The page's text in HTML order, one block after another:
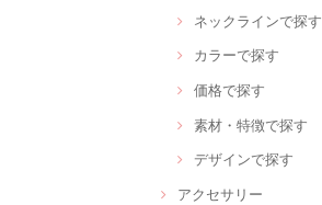
ネックラインで探す
カラーで探す
価格で探す
素材・特徴で探す
デザインで探す
アクセサリー